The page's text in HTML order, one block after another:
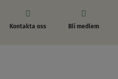

Kontakta oss

Bli medlem